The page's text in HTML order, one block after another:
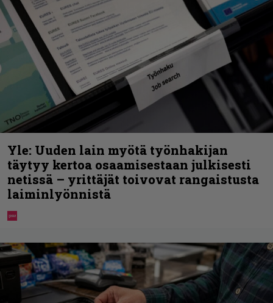
Yle: Uuden lain myötä työnhakijan
täytyy kertoa osaamisestaan julkisesti
netissä – yrittäjät toivovat rangaistusta
laiminlyönnistä